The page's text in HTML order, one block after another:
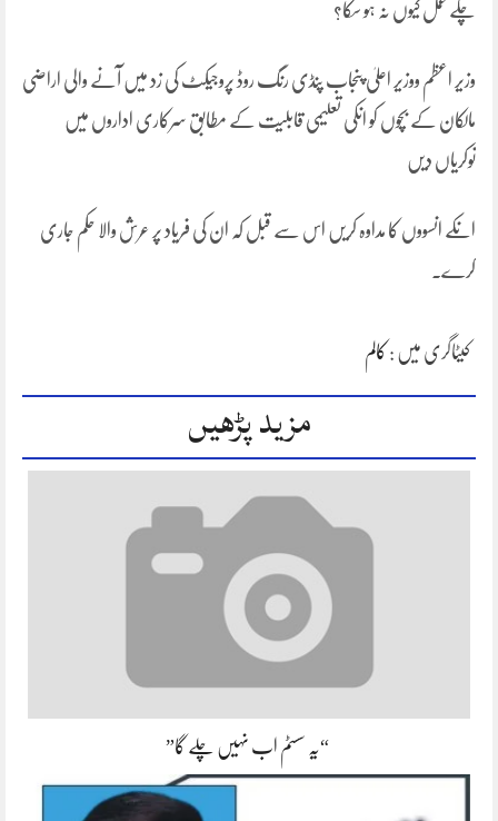
چکے عمل کیوں نہ ہو سکا؟
وزیر اعظم ووزیر اعلیٰ پنجاب پنڈی رنگ روڈ پروجیکٹ کی زد میں آنے والی اراضی
مالکان کے بچوں کو انکی تعلیمی قابلیت کے مطابق سرکاری اداروں میں
نوکریاں دیں
انکے انسووں کا مداوہ کریں اس سے قبل کہ ان کی فریاد پر عرش والا حکم جاری
کرے۔
کیٹاگری میں : کالم
مزید پڑھیں
“یہ سسٹم اب نہیں چلے گا”